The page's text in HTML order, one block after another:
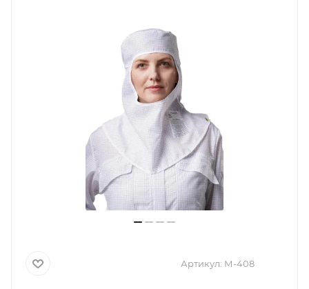
Артикул: М-408